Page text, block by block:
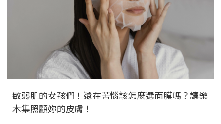
敏弱肌的女孩們！還在苦惱該怎麼選面膜嗎？讓樂
木集照顧妳的皮膚！